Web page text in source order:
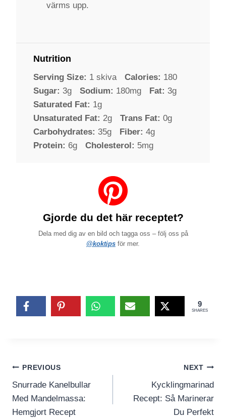
värms upp.
Nutrition
Serving Size: 1 skiva Calories: 180
Sugar: 3g Sodium: 180mg Fat: 3g
Saturated Fat: 1g
Unsaturated Fat: 2g Trans Fat: 0g
Carbohydrates: 35g Fiber: 4g
Protein: 6g Cholesterol: 5mg
Gjorde du det här receptet?
Dela med dig av en bild och tagga oss – följ oss på
@koktips för mer.
9
SHARES
Inläggsnavigering
PREVIOUS
Snurrade Kanelbullar
Med Mandelmassa:
Hemgjort Recept
NEXT
Kycklingmarinad
Recept: Så Marinerar
Du Perfekt